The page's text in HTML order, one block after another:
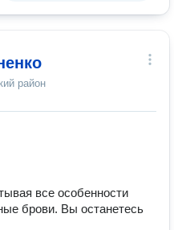
район
все особенности
брови. Вы останетесь